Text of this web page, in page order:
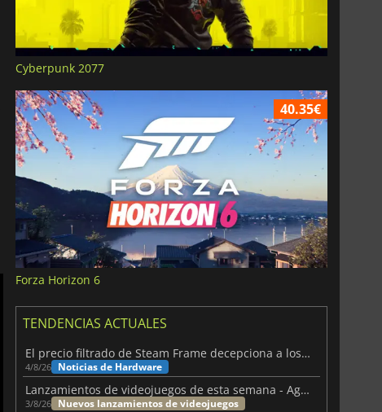
Cyberpunk 2077
40.35€
Forza Horizon 6
TENDENCIAS ACTUALES
El precio filtrado de Steam Frame decepciona a los usuarios
4/8/26 Noticias de Hardware
Lanzamientos de videojuegos de esta semana - Agosto de 2026 (semana 32)
3/8/26 Nuevos lanzamientos de videojuegos